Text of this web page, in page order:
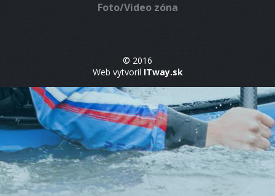
Foto/Video zóna
© 2016
Web vytvoril ITway.sk